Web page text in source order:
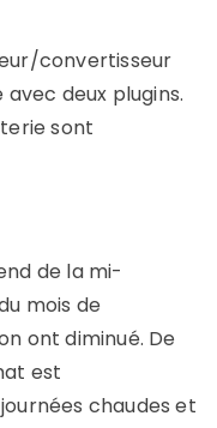
convertisseur
deux plugins.
sont
de la mi-
mois de
ont diminué. De
est
chaudes et